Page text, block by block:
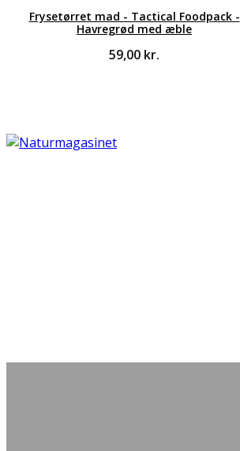
Frysetørret mad - Tactical Foodpack -
Havregrød med æble
59,00 kr.